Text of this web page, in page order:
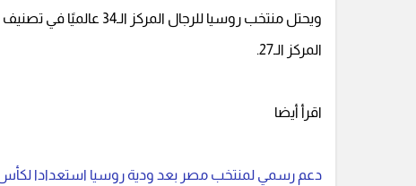
ويحتل منتخب روسيا
المركز الـ27.
اقرأ أيضا
دعم رسمي لمنتخب مصر بعد ودية روسيا استعدادا لكأس